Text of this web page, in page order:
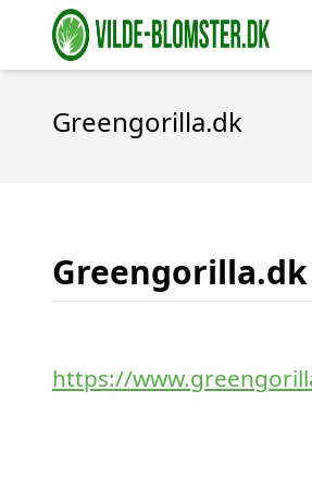
Greengorilla.dk
Greengorilla.dk
https://